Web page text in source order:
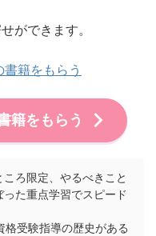
ができます。
籍をもらう
籍をもらう
ころ限定、やるべきこと
た重点学習でスピード
格受験指導の歴史がある